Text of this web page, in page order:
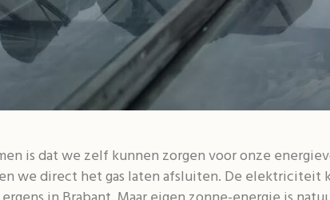
is dat we zelf kunnen zorgen voor onze
we direct het gas laten afsluiten. De elektriciteit